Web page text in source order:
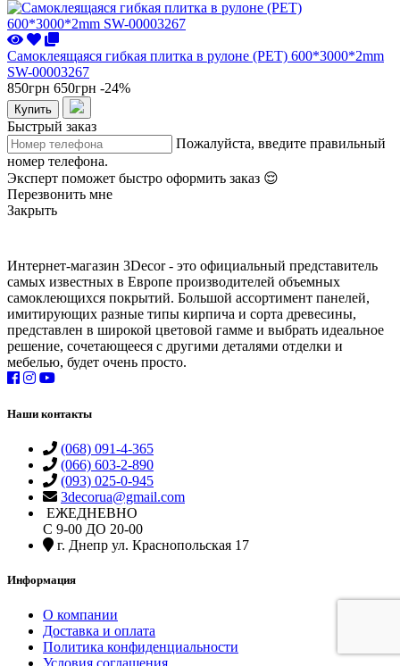
Самоклеящаяся гибкая плитка в рулоне (PET) 600*3000*2mm
SW-00003267
850грн 650грн -24%
Купить
Быстрый заказ
Пожалуйста, введите правильный
номер телефона.
Эксперт поможет быстро оформить заказ 😌
Перезвонить мне
Закрыть
Интернет-магазин 3Decor - это официальный представитель
самых известных в Европе производителей объемных
самоклеющихся покрытий. Большой ассортимент панелей,
имитирующих разные типы кирпича и сорта древесины,
представлен в широкой цветовой гамме и выбрать идеальное
решение, сочетающееся с другими деталями отделки и
мебелью, будет очень просто.
Наши контакты
(068) 091-4-365
(066) 603-2-890
(093) 025-0-945
3decorua@gmail.com
ЕЖЕДНЕВНО
С 9-00 ДО 20-00
г. Днепр ул. Краснопольская 17
Информация
О компании
Доставка и оплата
Политика конфиденциальности
Условия соглашения